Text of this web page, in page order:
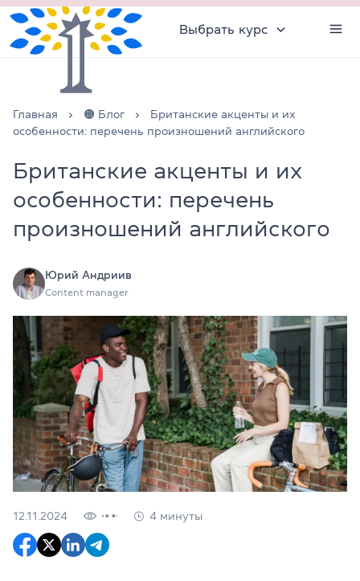
Выбрать курс
Главная 🟠 Блог
Британские акценты и их
особенности: перечень произношений английского
Британские акценты и их
особенности: перечень
произношений английского
Юрий Андриив
Content manager
12.11.2024 4 минуты